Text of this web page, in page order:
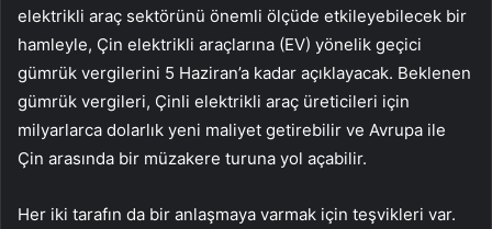
elektrikli araç sektörünü önemli ölçüde etkileyebilecek bir
hamleyle, Çin elektrikli araçlarına (EV) yönelik geçici
gümrük vergilerini 5 Haziran’a kadar açıklayacak. Beklenen
gümrük vergileri, Çinli elektrikli araç üreticileri için
milyarlarca dolarlık yeni maliyet getirebilir ve Avrupa ile
Çin arasında bir müzakere turuna yol açabilir.
Her iki tarafın da bir anlaşmaya varmak için teşvikleri var.